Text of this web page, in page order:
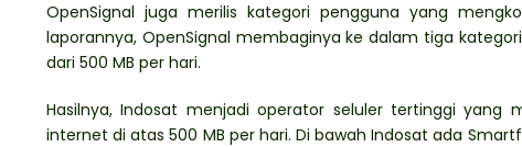
OpenSignal juga merilis kategori pengguna yang
laporannya, OpenSignal membaginya ke dalam tiga
dari 500 MB per hari.
Hasilnya, Indosat menjadi operator seluler tertinggi yang
internet di atas 500 MB per hari. Di bawah Indosat ada